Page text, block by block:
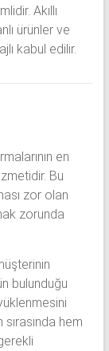
Akıllı
ürünler ve
kabul edilir.
en
Bu
zor olan
zorunda
bulunduğu
hem